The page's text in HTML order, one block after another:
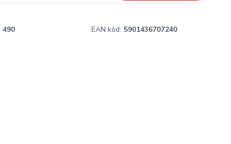
490 EAN kód: 5901436707240